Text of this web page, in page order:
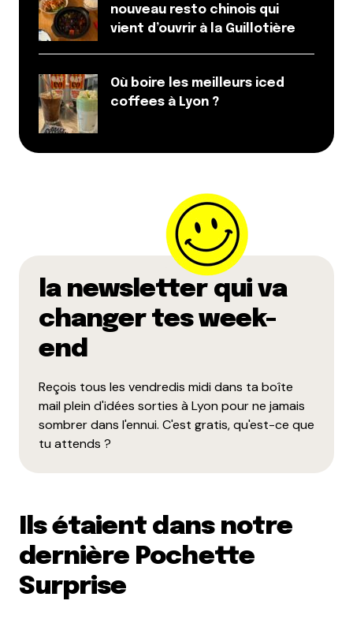
nouveau resto chinois qui
vient d’ouvrir à la Guillotière
Où boire les meilleurs iced
coffees à Lyon ?
la newsletter qui va
changer tes week-
end
Reçois tous les vendredis midi dans ta boîte
mail plein d'idées sorties à Lyon pour ne jamais
sombrer dans l'ennui. C'est gratis, qu'est-ce que
tu attends ?
Ils étaient dans notre
dernière Pochette
Surprise